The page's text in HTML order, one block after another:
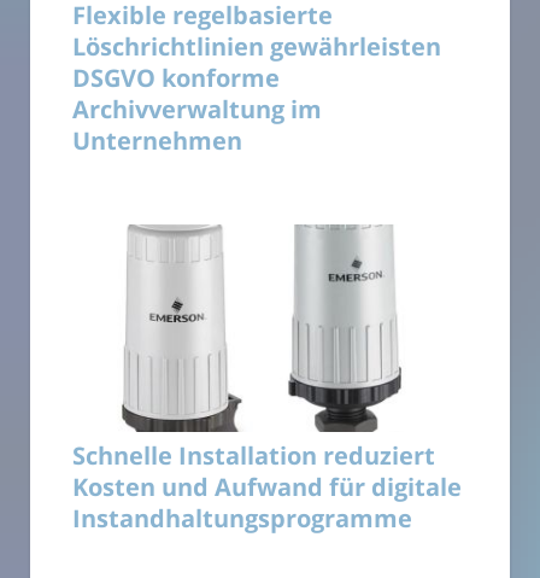
Flexible regelbasierte
Löschrichtlinien gewährleisten
DSGVO konforme
Archivverwaltung im
Unternehmen
Schnelle Installation reduziert
Kosten und Aufwand für digitale
Instandhaltungsprogramme